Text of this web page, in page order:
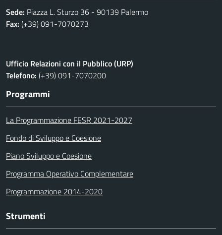
Sede: Piazza L. Sturzo 36 - 90139 Palermo
Fax: (+39) 091-7070273
Ufficio Relazioni con il Pubblico (URP)
Telefono: (+39) 091-7070200
Programmi
La Programmazione FESR 2021-2027
Fondo di Sviluppo e Coesione
Piano Sviluppo e Coesione
Programma Operativo Complementare
Programmazione 2014-2020
Strumenti